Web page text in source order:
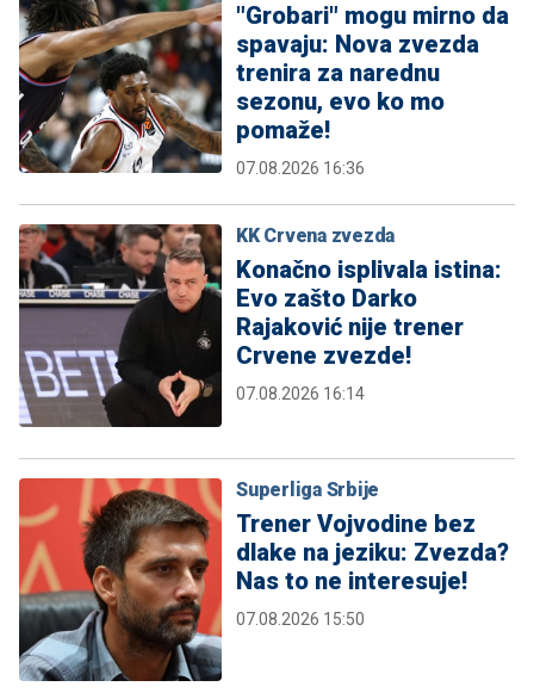
"Grobari" mogu mirno da
spavaju: Nova zvezda
trenira za narednu
sezonu, evo ko mo
pomaže!
07.08.2026 16:36
KK Crvena zvezda
Konačno isplivala istina:
Evo zašto Darko
Rajaković nije trener
Crvene zvezde!
07.08.2026 16:14
Superliga Srbije
Trener Vojvodine bez
dlake na jeziku: Zvezda?
Nas to ne interesuje!
07.08.2026 15:50